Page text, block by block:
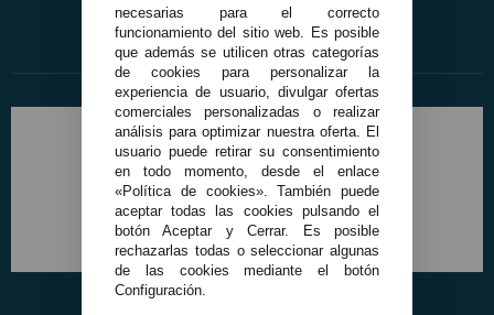
necesarias para el correcto
funcionamiento del sitio web. Es posible
que además se utilicen otras categorías
de cookies para personalizar la
experiencia de usuario, divulgar ofertas
comerciales personalizadas o realizar
análisis para optimizar nuestra oferta. El
usuario puede retirar su consentimiento
en todo momento, desde el enlace
«Política de cookies». También puede
aceptar todas las cookies pulsando el
botón Aceptar y Cerrar. Es posible
rechazarlas todas o seleccionar algunas
de las cookies mediante el botón
Configuración.